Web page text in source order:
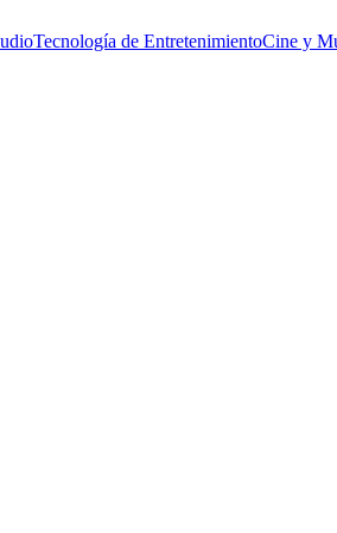
Tecnología de EntretenimientoCine y